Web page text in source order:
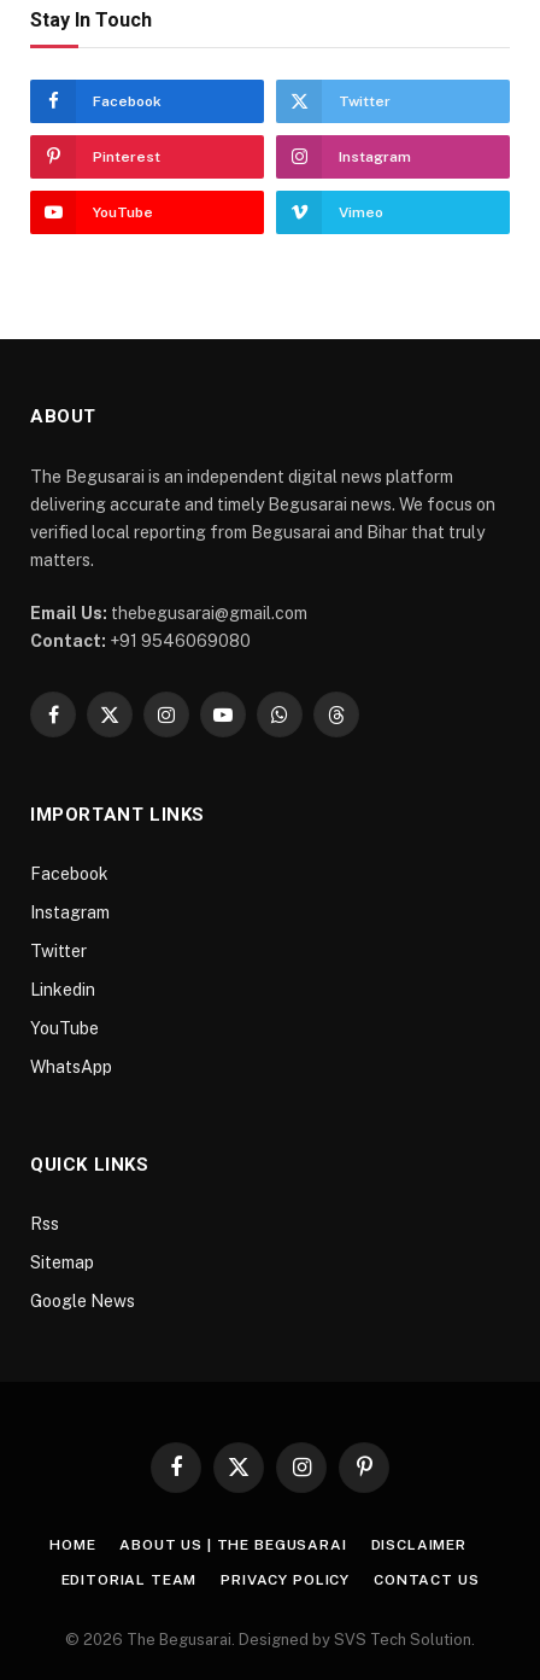
Stay In Touch
Facebook Twitter
Pinterest Instagram
YouTube Vimeo
ABOUT
The Begusarai is an independent digital news platform
delivering accurate and timely Begusarai news. We focus on
verified local reporting from Begusarai and Bihar that truly
matters.
Email Us: thebegusarai@gmail.com
Contact: +91 9546069080
Facebook
X
InstagramYouTubeWhatsAppThreads
IMPORTANT LINKS
Facebook
Instagram
Twitter
Linkedin
YouTube
WhatsApp
QUICK LINKS
Rss
Sitemap
Google News
Facebook
X
InstagramPinterest
HOME ABOUT US | THE BEGUSARAI DISCLAIMER
EDITORIAL TEAM PRIVACY POLICY CONTACT US
© 2026 The Begusarai. Designed by SVS Tech Solution.